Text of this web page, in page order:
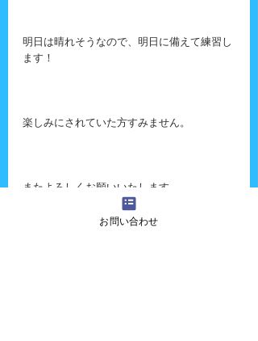
明日は晴れそうなので、明日に備えて練習し
ます！
楽しみにされていた方すみません。
またよろしくお願いいたします。
お問い合わせ